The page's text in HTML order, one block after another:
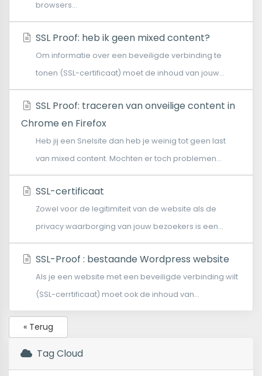
browsers...
SSL Proof: heb ik geen mixed content?
Om informatie over een beveiligde verbinding te
tonen (SSL-certificaat) moet de inhoud van jouw...
SSL Proof: traceren van onveilige content in
Chrome en Firefox
Heb jij een Snelsite dan heb je weinig tot geen last
van mixed content. Mochten er toch problemen...
SSL-certificaat
Zowel voor de legitimiteit van de website als de
privacy waarborging van jouw bezoekers is een...
SSL-Proof : bestaande Wordpress website
Als je een website met een beveiligde verbinding wilt
(SSL-cerrtificaat) moet ook de inhoud van...
« Terug
Tag Cloud